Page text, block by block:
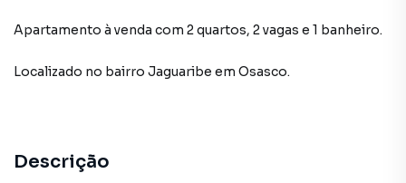
Apartamento à venda com 2 quartos, 2 vagas e 1 banheiro.
Localizado no bairro Jaguaribe em Osasco.
Descrição